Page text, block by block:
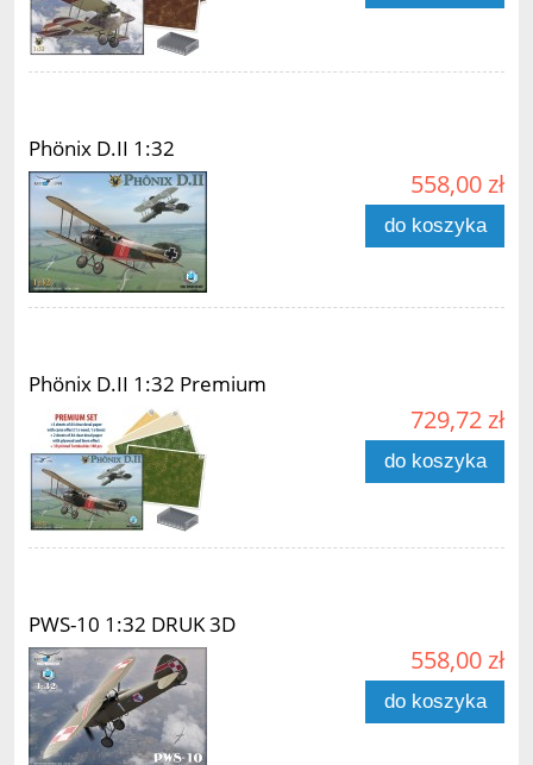
Phönix D.II 1:32
558,00 zł
do koszyka
Phönix D.II 1:32 Premium
729,72 zł
do koszyka
PWS-10 1:32 DRUK 3D
558,00 zł
do koszyka